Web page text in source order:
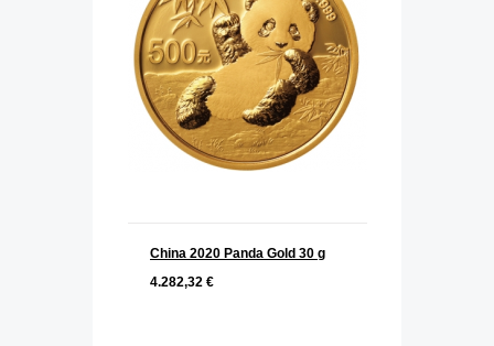
China 2020 Panda Gold 30 g
4.282,32 €